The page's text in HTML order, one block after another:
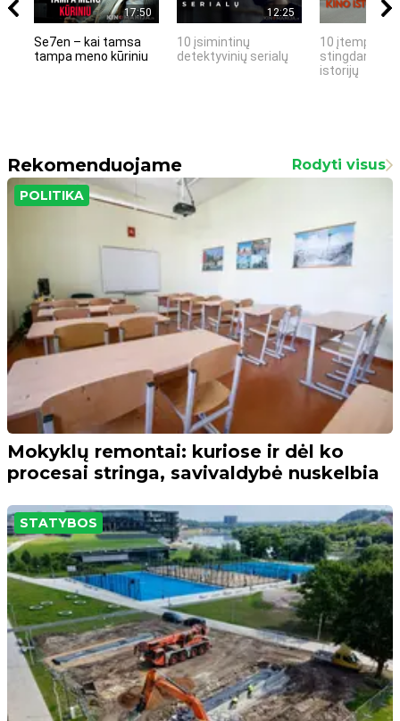
17:50
Se7en – kai tamsa
tampa meno kūriniu
12:25
10 įsimintinų
detektyvinių serialų
10 įtemptų,
stingdančių
istorijų
Rekomenduojame Rodyti visus
POLITIKA
Mokyklų remontai: kuriose ir dėl ko
procesai stringa, savivaldybė nuskelbia
STATYBOS